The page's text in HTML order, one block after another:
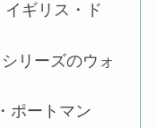
ギリス・ド
リーズのウォ
ポートマン